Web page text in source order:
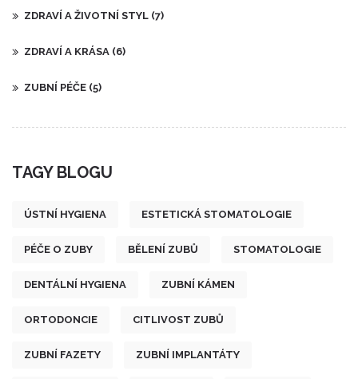
ZDRAVÍ A ŽIVOTNÍ STYL (7)
ZDRAVÍ A KRÁSA (6)
ZUBNÍ PÉČE (5)
TAGY BLOGU
ÚSTNÍ HYGIENA ESTETICKÁ STOMATOLOGIE
PÉČE O ZUBY BĚLENÍ ZUBŮ STOMATOLOGIE
DENTÁLNÍ HYGIENA ZUBNÍ KÁMEN
ORTODONCIE CITLIVOST ZUBŮ
ZUBNÍ FAZETY ZUBNÍ IMPLANTÁTY